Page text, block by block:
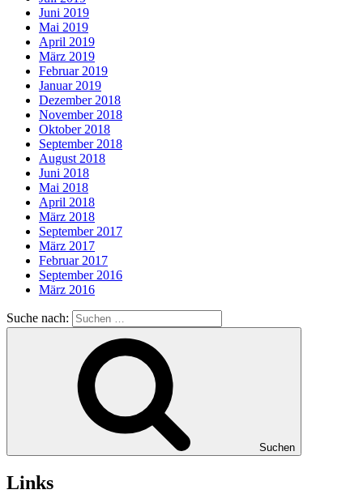
Juni 2019
Mai 2019
April 2019
März 2019
Februar 2019
Januar 2019
Dezember 2018
November 2018
Oktober 2018
September 2018
August 2018
Juni 2018
Mai 2018
April 2018
März 2018
September 2017
März 2017
Februar 2017
September 2016
März 2016
Suche nach:
Suchen
Links